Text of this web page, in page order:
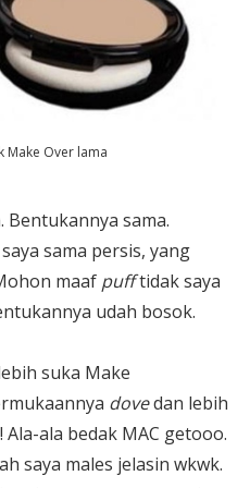
Make Over lama
Bentukannya sama.
sama persis, yang
maaf pufftidak saya
udah bosok.
suka Make
dovedan lebih
ala bedak MAC getooo.
saya males jelasin wkwk.